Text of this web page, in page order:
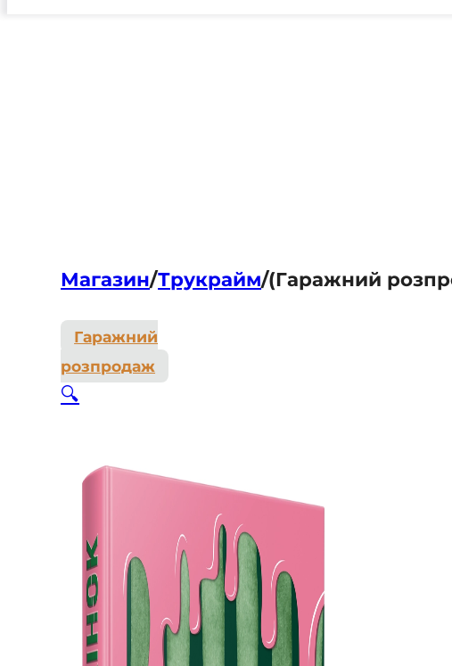
Магазин/Трукрайм/(Гаражний
Гаражний
розпродаж
🔍